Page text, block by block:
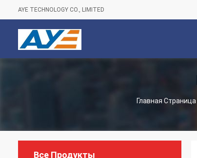
AYE TECHNOLOGY CO., LIMITED
Главная Страница
Все Продукты